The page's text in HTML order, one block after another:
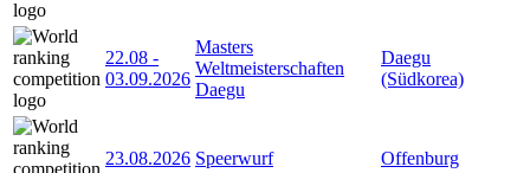
22.08 -
03.09.2026
Masters
Weltmeisterschaften
Daegu
Daegu
(Südkorea)
23.08.2026 Speerwurf Offenburg